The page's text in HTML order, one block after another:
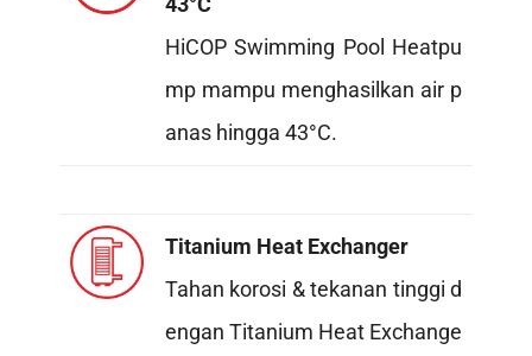
HiCOP Swimming Pool Heatpu
mp mampu menghasilkan air p
anas hingga 43°C.
Titanium Heat Exchanger
Tahan korosi & tekanan tinggi d
engan Titanium Heat Exchange